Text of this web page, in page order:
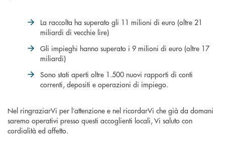
La raccolta ha superato gli 11 milioni di euro (oltre 21
miliardi di vecchie lire)
Gli impieghi hanno superato i 9 milioni di euro (oltre 17
miliardi)
Sono stati aperti oltre 1.500 nuovi rapporti di conti
correnti, depositi e operazioni di impiego.
Nel ringraziarVi per l’attenzione e nel ricordarVi che già da domani
saremo operativi presso questi accoglienti locali, Vi saluto con
cordialità ed affetto.